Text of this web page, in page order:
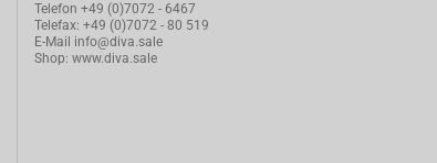
Telefon +49 (0)7072 - 6467
Telefax: +49 (0)7072 - 80 519
E-Mail info@diva.sale
Shop: www.diva.sale